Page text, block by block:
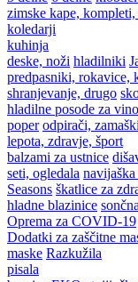
zimske kape,
koledarji
kuhinja
deske, noži hladilniki
predpasniki, rokavice,
shranjevanje, drugo
hladilne posode za vino
poper odpirači,
lepota, zdravje, šport
balzami za ustnice
seti, ogledala navijaška
Seasons škatlice za
hladne blazinice
Oprema za COVID-19
Dodatki za zaščitne
maske Razkužila
pisala